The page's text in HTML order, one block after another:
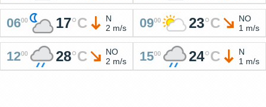
0600 17°C
N
2 m/s
0900 23°C
NO
1 m/s
1200 28°C
NO
2 m/s
1500 24°C
N
1 m/s